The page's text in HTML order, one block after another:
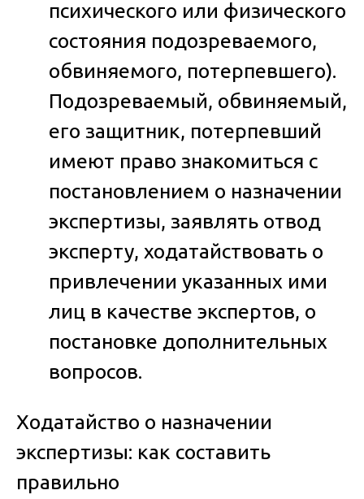
психического или физического
состояния подозреваемого,
обвиняемого, потерпевшего).
Подозреваемый, обвиняемый,
его защитник, потерпевший
имеют право знакомиться с
постановлением о назначении
экспертизы, заявлять отвод
эксперту, ходатайствовать о
привлечении указанных ими
лиц в качестве экспертов, о
постановке дополнительных
вопросов.
Ходатайство о назначении
экспертизы: как составить
правильно